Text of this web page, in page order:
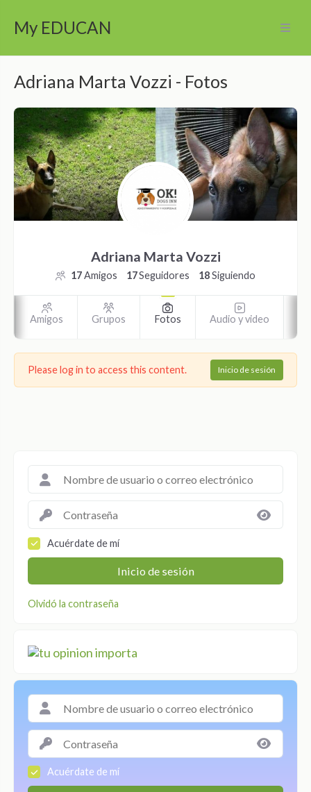
My EDUCAN
Adriana Marta Vozzi - Fotos
Adriana Marta Vozzi
17Amigos 17Seguidores 18Siguiendo
Amigos Grupos Fotos Audio y video
Please log in to access this content. Inicio de sesión
Acuérdate de mí
Inicio de sesión
Olvidó la contraseña
Acuérdate de mí